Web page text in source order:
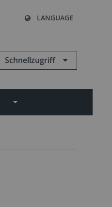
LANGUAGE
Schnellzugriff